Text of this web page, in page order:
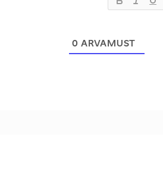
0 ARVAMUST